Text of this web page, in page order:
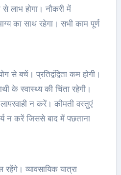
से लाभ होगा। नौकरी में
का साथ रहेगा। सभी काम पूर्ण
से बचें। प्रतिद्वंद्विता कम होगी।
के स्वास्थ्य की चिंता रहेगी।
न करें। कीमती वस्तुएं
न करें जिससे बाद में पछताना
व्यावसायिक यात्रा